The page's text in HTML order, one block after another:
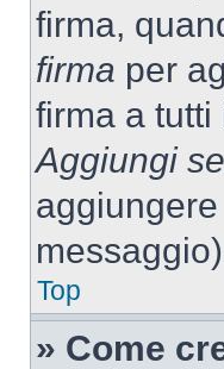
firma,
firma per
firma a tutti
Aggiungi
Top
» Come